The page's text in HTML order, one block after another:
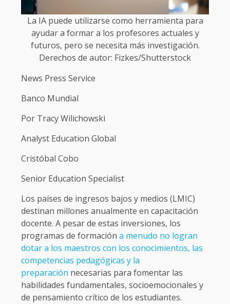
La IA puede utilizarse como herramienta para
ayudar a formar a los profesores actuales y
futuros, pero se necesita más investigación.
Derechos de autor: Fizkes/Shutterstock
News Press Service
Banco Mundial
Por Tracy Wilichowski
Analyst Education Global
Cristóbal Cobo
Senior Education Specialist
Los países de ingresos bajos y medios (LMIC)
destinan millones anualmente en capacitación
docente. A pesar de estas inversiones, los
programas de formación a menudo no logran
dotar a los maestros con los conocimientos, las
competencias pedagógicas y la
preparación necesarias para fomentar las
habilidades fundamentales, socioemocionales y
de pensamiento crítico de los estudiantes.